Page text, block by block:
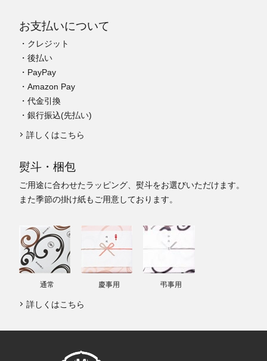
お支払いについて
・クレジット
・後払い
・PayPay
・Amazon Pay
・代金引換
・銀行振込(先払い)
詳しくはこちら
熨斗・梱包
ご用途に合わせたラッピング、熨斗をお選びいただけます。
また季節の掛け紙もご用意しております。
通常 慶事用 弔事用
詳しくはこちら